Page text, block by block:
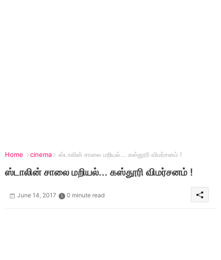
Home cinema ஸ்டாலின் சாலை மறியல்... கஸ்தூரி விமர்சனம் !
ஸ்டாலின் சாலை மறியல்... கஸ்தூரி விமர்சனம் !
June 14, 2017 0 minute read